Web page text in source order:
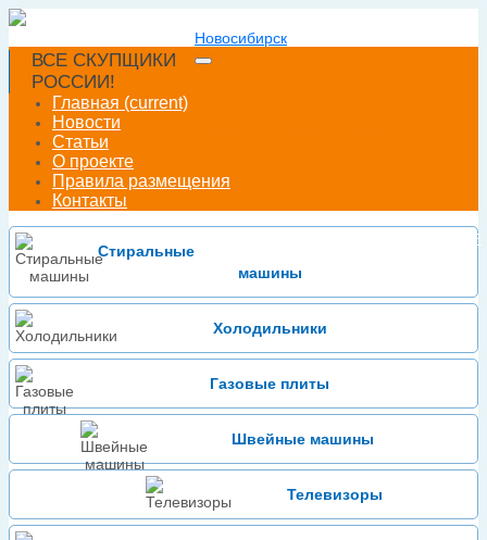
ВСЕ СКУПЩИКИ
РОССИИ!
Новосибирск
Главная (current)
Новости
Статьи
О проекте
Правила размещения
Контакты
Зарегистрироваться
Стиральные
машины
Холодильники
Газовые плиты
Швейные машины
Телевизоры